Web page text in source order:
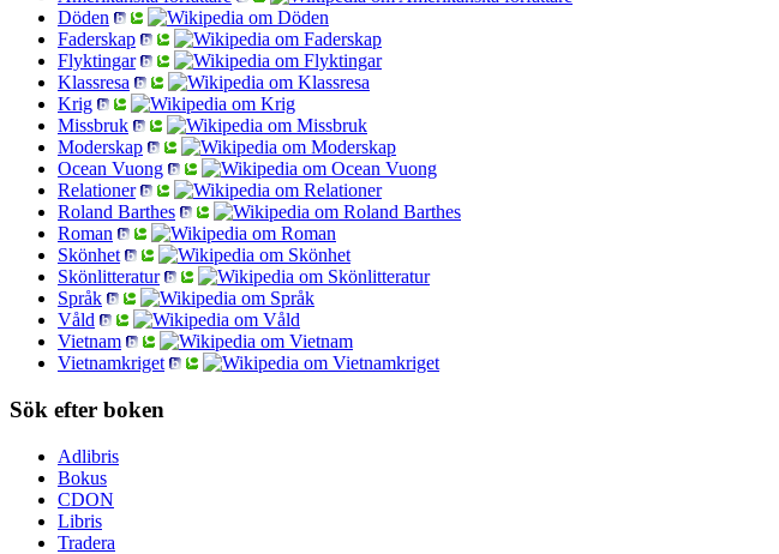
Döden
Faderskap
Flyktingar
Klassresa
Krig
Missbruk
Moderskap
Ocean Vuong
Relationer
Roland Barthes
Roman
Skönhet
Skönlitteratur
Språk
Våld
Vietnam
Vietnamkriget
Sök efter boken
Adlibris
Bokus
CDON
Libris
Tradera